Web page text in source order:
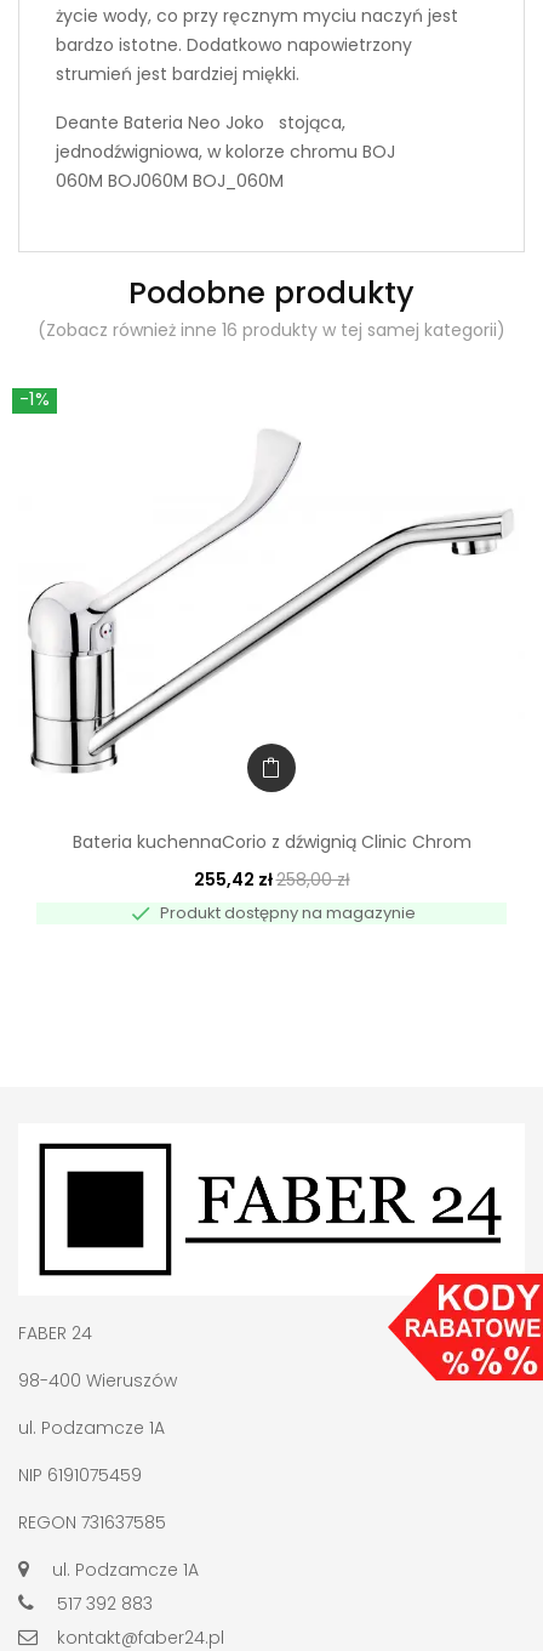
życie wody, co przy ręcznym myciu naczyń jest
bardzo istotne. Dodatkowo napowietrzony
strumień jest bardziej miękki.
Deante Bateria Neo Joko stojąca,
jednodźwigniowa, w kolorze chromu BOJ
060M BOJ060M BOJ_060M
Podobne produkty
(Zobacz również inne 16 produkty w tej samej kategorii)
-1%
Bateria kuchennaCorio z dźwignią Clinic Chrom
255,42 zł258,00 zł
 Produkt dostępny na magazynie
FABER 24
98-400 Wieruszów
ul. Podzamcze 1A
NIP 6191075459
REGON 731637585
ul. Podzamcze 1A
517 392 883
kontakt@faber24.pl